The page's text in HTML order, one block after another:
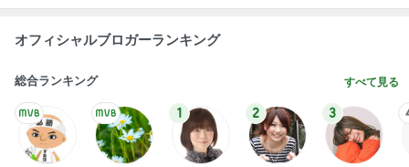
オフィシャルブロガーランキング
総合ランキング すべて見る
1 2 3